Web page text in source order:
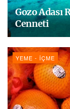
Gozo Adası
Cenneti
YEME - İÇME